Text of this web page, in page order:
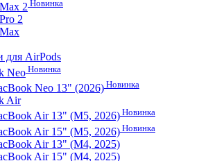
2 Новинка
2
для AirPods
Neo Новинка
Neo 13" (2026) Новинка
Air
Air 13" (M5, 2026) Новинка
Air 15" (M5, 2026) Новинка
Air 13" (M4, 2025)
Air 15" (M4, 2025)